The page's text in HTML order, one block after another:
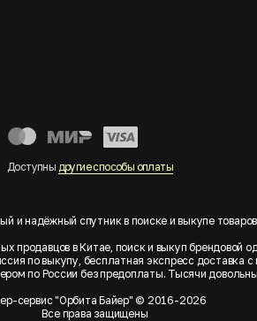
Доступны другие способы оплаты
и надёжный спутник в поиске и выкупе
в Китае, поиск и выкуп брендовой
по выкупу, бесплатная экспресс доставка
по России без предоплаты. Тысячи
сервис "Орбита Байер" © 2016-2026
Все права защищены